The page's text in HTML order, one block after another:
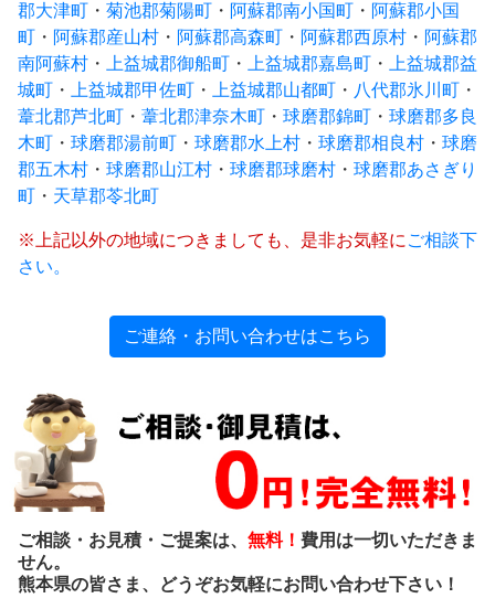
郡大津町 ・ 菊池郡菊陽町 ・ 阿蘇郡南小国町 ・ 阿蘇郡小国
町 ・ 阿蘇郡産山村 ・ 阿蘇郡高森町 ・ 阿蘇郡西原村 ・ 阿蘇郡
南阿蘇村 ・ 上益城郡御船町 ・ 上益城郡嘉島町 ・
上益城郡益
城町 ・ 上益城郡甲佐町 ・ 上益城郡山都町 ・ 八代郡氷川町 ・
葦北郡芦北町 ・ 葦北郡津奈木町 ・ 球磨郡錦町 ・ 球磨郡多良
木町 ・ 球磨郡湯前町 ・ 球磨郡水上村 ・ 球磨郡相良村 ・ 球磨
郡五木村 ・ 球磨郡山江村 ・ 球磨郡球磨村 ・ 球磨郡あさぎり
町 ・ 天草郡苓北町
※上記以外の地域につきましても、是非お気軽に ご相談下
さい。
ご連絡・お問い合わせはこちら
ご相談・お見積・ご提案は、 無料！ 費用は一切いただきま
せん。
熊本県の皆さま、どうぞお気軽にお問い合わせ下さい！